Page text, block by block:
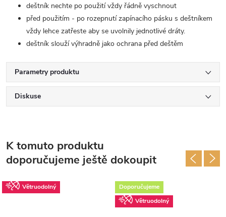
deštník nechte po použití vždy řádně vyschnout
před použitím - po rozepnutí zapínacího pásku s deštníkem
vždy lehce zatřeste aby se uvolnily jednotlivé dráty.
deštník slouží výhradně jako ochrana před deštěm
Parametry produktu
Diskuse
K tomuto produktu
doporučujeme ještě dokoupit
Větruodolný
Doporučujeme
Větruodolný